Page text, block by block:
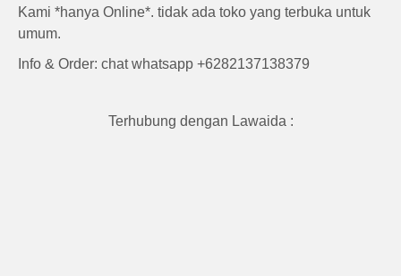
Kami *hanya Online*. tidak ada toko yang terbuka untuk
umum.
Info & Order: chat whatsapp +6282137138379
Terhubung dengan Lawaida :